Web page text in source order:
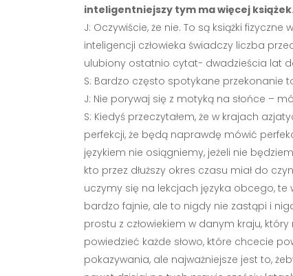
inteligentniejszy tym ma więcej książek
J: Oczywiście, że nie. To są książki
inteligencji człowieka świadczy liczba
ulubiony ostatnio cytat- dwadzieścia lat
S: Bardzo często spotykane przekonanie
J: Nie porywaj się z motyką na słońce –
S: Kiedyś przeczytałem, że w krajach
perfekcji, że będą naprawdę mówić
językiem nie osiągniemy, jeżeli nie
kto przez dłuższy okres czasu miał do
uczymy się na lekcjach języka obcego, te
bardzo fajnie, ale to nigdy nie zastąpi i
prostu z człowiekiem w danym kraju,
powiedzieć każde słowo, które chcecie
pokazywania, ale najważniejsze jest to,